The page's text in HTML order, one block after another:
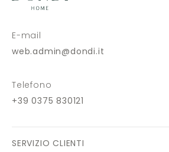
E-mail
web.admin@dondi.it
Telefono
+39 0375 830121
SERVIZIO CLIENTI